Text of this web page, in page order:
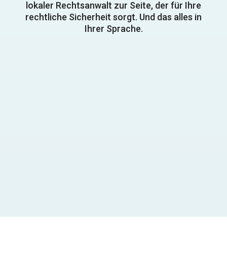
lokaler Rechtsanwalt zur Seite, der für Ihre
rechtliche Sicherheit sorgt. Und das alles in
Ihrer Sprache.